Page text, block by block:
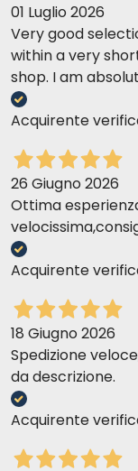
01 Luglio 2026
Very good
within a very
shop. I am
Acquirente
26 Giugno 2026
Ottima
Acquirente
18 Giugno 2026
Spedizione
da descrizione.
Acquirente